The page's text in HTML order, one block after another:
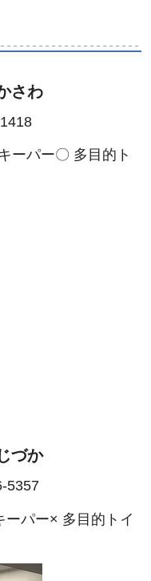
さわ
ーパー〇 多目的ト
づか
5357
パー× 多目的トイ